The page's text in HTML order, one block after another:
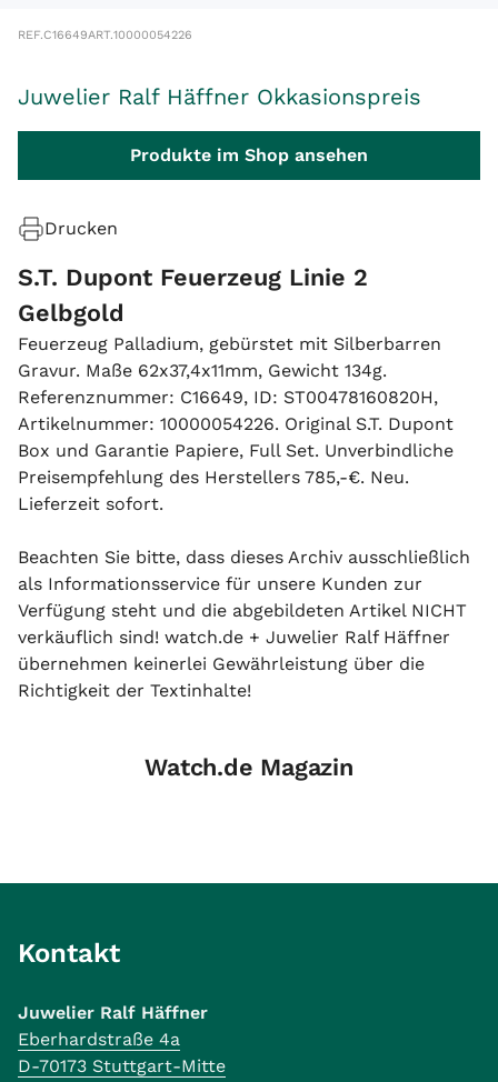
REF.C16649ART.10000054226
Juwelier Ralf Häffner Okkasionspreis
Produkte im Shop ansehen
Drucken
S.T. Dupont Feuerzeug Linie 2
Gelbgold
Feuerzeug Palladium, gebürstet mit Silberbarren
Gravur. Maße 62x37,4x11mm, Gewicht 134g.
Referenznummer: C16649, ID: ST00478160820H,
Artikelnummer: 10000054226. Original S.T. Dupont
Box und Garantie Papiere, Full Set. Unverbindliche
Preisempfehlung des Herstellers 785,-€. Neu.
Lieferzeit sofort.
Beachten Sie bitte, dass dieses Archiv ausschließlich
als Informationsservice für unsere Kunden zur
Verfügung steht und die abgebildeten Artikel NICHT
verkäuflich sind! watch.de + Juwelier Ralf Häffner
übernehmen keinerlei Gewährleistung über die
Richtigkeit der Textinhalte!
Watch.de Magazin
Kontakt
Juwelier Ralf Häffner
Eberhardstraße 4a
D-70173 Stuttgart-Mitte